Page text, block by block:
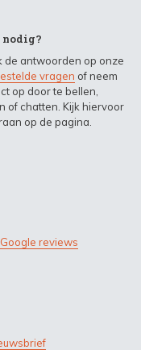
nodig?
de antwoorden op onze
vragen of neem
op door te bellen,
of chatten. Kijk hiervoor
op de pagina.
Google reviews